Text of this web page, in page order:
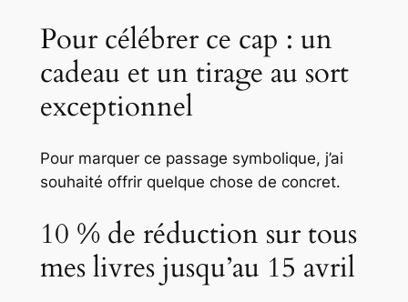
Pour célébrer ce cap : un
cadeau et un tirage au sort
exceptionnel
Pour marquer ce passage symbolique, j’ai
souhaité offrir quelque chose de concret.
10 % de réduction sur tous
mes livres jusqu’au 15 avril